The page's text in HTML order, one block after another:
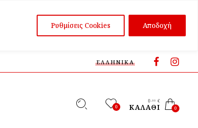
Ρυθμίσεις Cookies Αποδοχή
ΕΛΛΗΝΙΚΆ
0
0 ,00 €
ΚΑΛΆΘΙ 0